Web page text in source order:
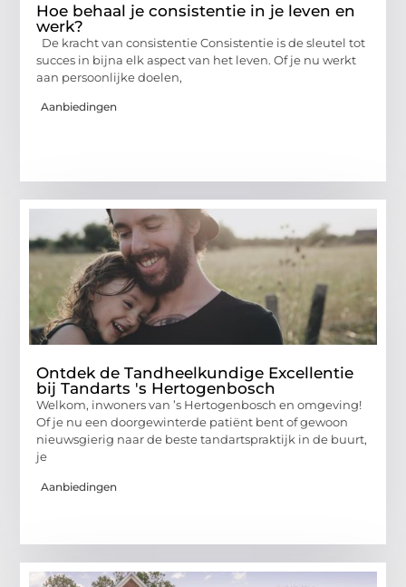
Hoe behaal je consistentie in je leven en
werk?
De kracht van consistentie Consistentie is de sleutel tot
succes in bijna elk aspect van het leven. Of je nu werkt
aan persoonlijke doelen,
Aanbiedingen
Ontdek de Tandheelkundige Excellentie
bij Tandarts 's Hertogenbosch
Welkom, inwoners van ’s Hertogenbosch en omgeving!
Of je nu een doorgewinterde patiënt bent of gewoon
nieuwsgierig naar de beste tandartspraktijk in de buurt,
je
Aanbiedingen